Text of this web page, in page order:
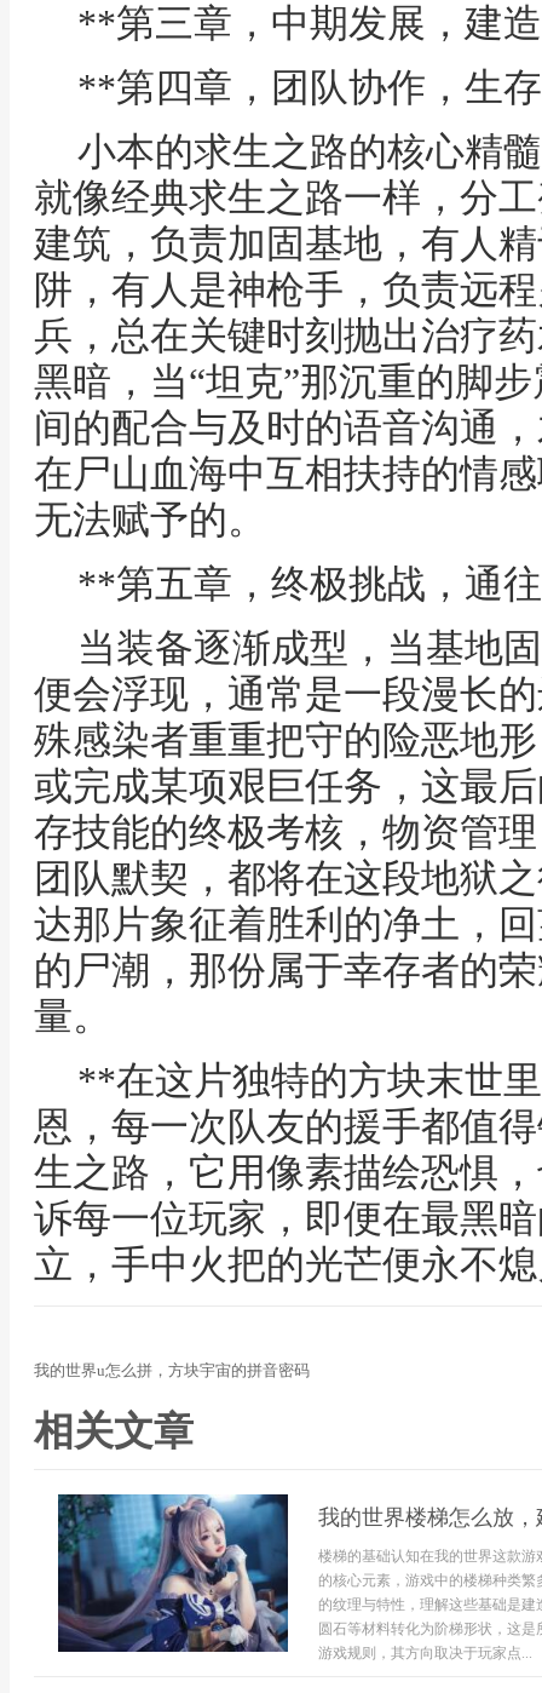
**第三章，中期发展，建
**第四章，团队协作，生
小本的求生之路的核心精
就像经典求生之路一样，分
建筑，负责加固基地，有人
阱，有人是神枪手，负责远
兵，总在关键时刻抛出治疗
黑暗，当“坦克”那沉重的脚
间的配合与及时的语音沟通
在尸山血海中互相扶持的情
无法赋予的。
**第五章，终极挑战，通
当装备逐渐成型，当基地
便会浮现，通常是一段漫长
殊感染者重重把守的险恶地
或完成某项艰巨任务，这最
存技能的终极考核，物资管
团队默契，都将在这段地狱
达那片象征着胜利的净土，
的尸潮，那份属于幸存者的
量。
**在这片独特的方块末世
恩，每一次队友的援手都值
生之路，它用像素描绘恐惧
诉每一位玩家，即便在最黑
立，手中火把的光芒便永不
我的世界u怎么拼，方块宇宙的拼音密码
相关文章
我的世界楼梯怎么放
楼梯的基础认知在我的世界这款
的核心元素，游戏中的楼梯种类
的纹理与特性，理解这些基础是
圆石等材料转化为阶梯形状，这
游戏规则，其方向取决于玩家点...